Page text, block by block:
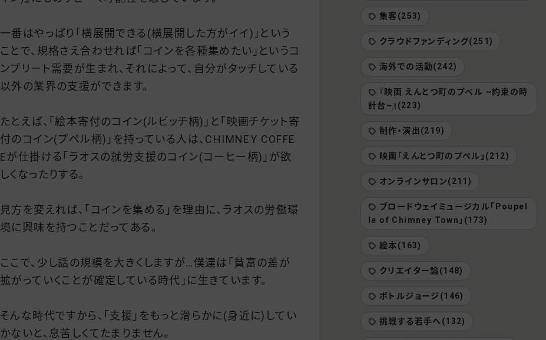
一番はやっぱり「横展開できる(横展開した方がイイ)」という
ことで、規格さえ合わせれば「コインを各種集めたい」というコ
ンプリート需要が生まれ、それによって、自分がタッチしている
以外の業界の支援ができます。
たとえば、「絵本寄付のコイン(ルビッチ柄)」と「映画チケット寄
付のコイン(プペル柄)」を持っている人は、CHIMNEY COFFE
Eが仕掛ける「ラオスの就労支援のコイン(コーヒー柄)」が欲
しくなったりする。
見方を変えれば、「コインを集める」を理由に、ラオスの労働環
境に興味を持つことだってある。
ここで、少し話の規模を大きくしますが…僕達は「貧富の差が
拡がっていくことが確定している時代」に生きています。
そんな時代ですから、「支援」をもっと滑らかに(身近に)してい
かないと、息苦しくてたまりません。
集客(253)
クラウドファンディング(251)
海外での活動(242)
『映画 えんとつ町のプペル ~約束の時
計台~』(223)
制作・演出(219)
映画「えんとつ町のプぺル」(212)
オンラインサロン(211)
ブロードウェイミュージカル「Poupel
le of Chimney Town」(173)
絵本(163)
クリエイター論(148)
ボトルジョージ(146)
挑戦する若手へ(132)